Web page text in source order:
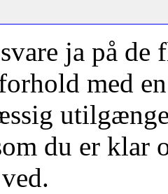
ja på de
med
du er klar